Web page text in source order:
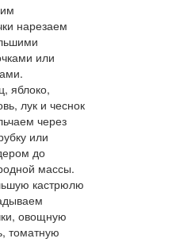
нарезаем
или
яблоко,
лук и чеснок
через
или
до
массы.
кастрюлю
овощную
томатную